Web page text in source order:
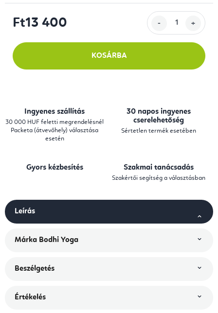
Ft13 400
KOSÁRBA
Ingyenes szállítás
30 000 HUF feletti megrendelésnél
Packeta (átvevőhely) választása
esetén
30 napos ingyenes
cserelehetőség
Sértetlen termék esetében
Gyors kézbesítés Szakmai tanácsadás
Szakértői segítség a választásban
Leírás
Márka Bodhi Yoga
Beszélgetés
Értékelés